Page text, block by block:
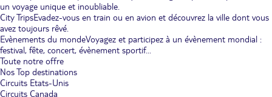
un voyage unique et inoubliable.
City TripsEvadez-vous en train ou en avion et découvrez la ville dont vous
avez toujours rêvé.
Evènements du mondeVoyagez et participez à un évènement mondial :
festival, fête, concert, évènement sportif...
Toute notre offre
Nos Top destinations
Circuits Etats-Unis
Circuits Canada